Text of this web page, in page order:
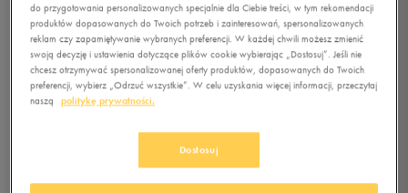
NIKE BLUZA TECH FLEECE
HOODIE
0.0(0)
139,99zł z Vat
KLUBIE 50 STYLE
do przygotowania personalizowanych specjalnie dla Ciebie treści, w tym rekomendacji
produktów dopasowanych do Twoich potrzeb i zainteresowań, spersonalizowanych
reklam czy zapamiętywanie wybranych preferencji. W każdej chwili możesz zmienić
swoją decyzję i ustawienia dotyczące plików cookie wybierając „Dostosuj”. Jeśli nie
chcesz otrzymywać spersonalizowanej oferty produktów, dopasowanych do Twoich
preferencji, wybierz „Odrzuć wszystkie”. W celu uzyskania więcej informacji, przeczytaj
naszą
politykę prywatności.
Dostosuj